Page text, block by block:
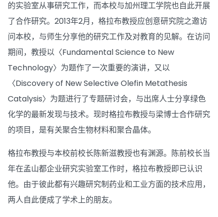
的实验室从事研究工作，而本校与加州理工学院也自此开展
了合作研究。2013年2月，格拉布教授应创意研究院之邀访
问本校，与师生分享他的研究工作及对教育的见解。在访问
期间，教授以〈Fundamental Science to New
Technology〉为题作了一次重要的演讲，又以
〈Discovery of New Selective Olefin Metathesis
Catalysis〉为题进行了专题研讨会，与出席人士分享绿色
化学的最新发现与技术。现时格拉布教授与梁博士合作研究
的项目，是有关聚合生物材料和聚合晶体。
格拉布教授与本校前校长陈新滋教授也有渊源。陈前校长当
年在孟山都企业研究实验室工作时，格拉布教授即已认识
他。由于彼此都有兴趣研究制药业和工业方面的技术应用，
两人自此便成了学术上的朋友。